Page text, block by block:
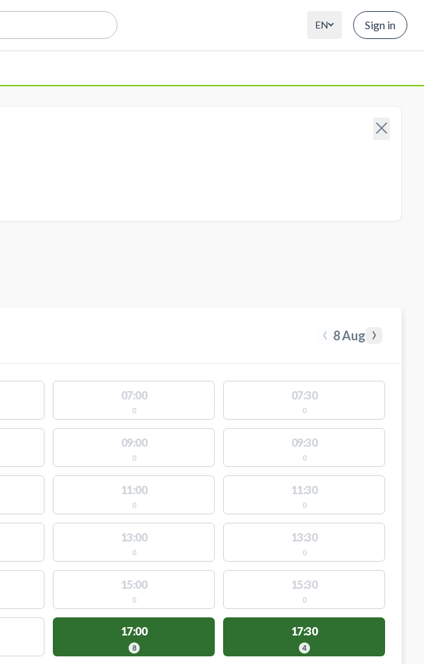
EN Sign in
‹ 8 Aug ›
07:00
0
07:30
0
09:00
0
09:30
0
11:00
0
11:30
0
13:00
0
13:30
0
15:00
0
15:30
0
17:00
8
17:30
4